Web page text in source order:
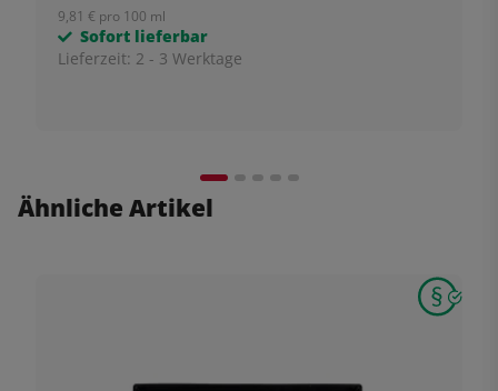
9,81 € pro 100 ml
Sofort lieferbar
Lieferzeit: 2 - 3 Werktage
Ähnliche Artikel